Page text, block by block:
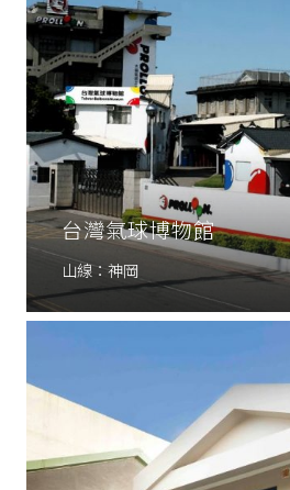
台灣氣球博物館
山線：神岡